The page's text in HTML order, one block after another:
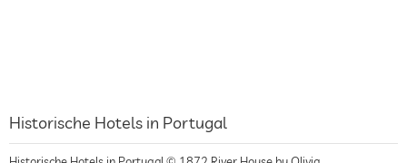
Historische Hotels in Portugal